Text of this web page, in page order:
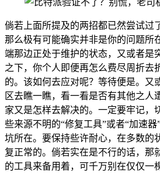
倘若上面所提及的两招都已然尝试过
那么极有可能确实并非是你的问题所
端那边正处于维护的状态，又或者是
之下，你个人即便再怎么费尽周折去
的。该如何去应对呢？等待便是。又
区去瞧一瞧，看一看是否有其他之人
家又是怎样去解决的。一定要牢记，
些来源不明的“修复工具”或者“加速
坑所在。要保持些许耐心，在多数的
复正常的。倘若实在是不行的话，那
的工具来备用着，可千万别在仅仅一